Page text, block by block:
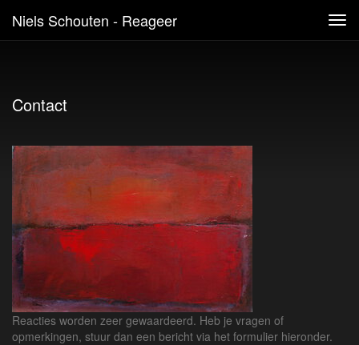
Niels Schouten - Reageer
Contact
Reacties worden zeer gewaardeerd. Heb je vragen of
opmerkingen, stuur dan een bericht via het formulier hieronder.